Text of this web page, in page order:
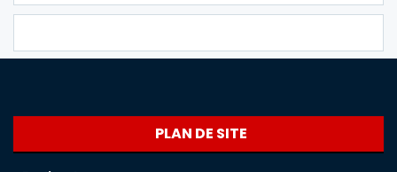
PLAN DE SITE